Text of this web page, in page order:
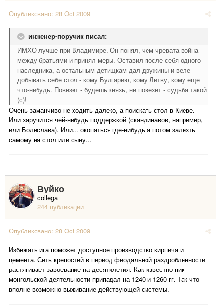
Опубликовано: 28 Oct 2009
инженер-поручик писал:
ИМХО лучше при Владимире. Он понял, чем чревата война
между братьями и принял меры. Оставил после себя одного
наследника, а остальным детищкам дал дружины и веле
добывать себе стол - кому Булгарию, кому Литву, кому еще
что-нибудь. Повезет - будешь князь, не повезет - судьба такой
(с)!
Очень заманчиво не ходить далеко, а поискать стол в Киеве.
Или заручится чей-нибудь поддержкой (скандинавов, например,
или Болеслава). Или... окопаться где-нибудь а потом залезть
самому на стол или сыну...
Вуйко
collega
244 публикации
Опубликовано: 28 Oct 2009
Избежать ига поможет доступное производство кирпича и
цемента. Сеть крепостей в период феодальной раздробленности
растягивает завоевание на десятилетия. Как известно пик
монгольской деятельности припадал на 1240 и 1260 гг. Так что
вполне возможно выживание действующей системы.